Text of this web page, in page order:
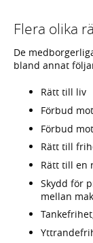
Flera olika
De
bland annat
Rätt till liv
Förbud
Förbud
Rätt till
Rätt till en
Skydd för
mellan